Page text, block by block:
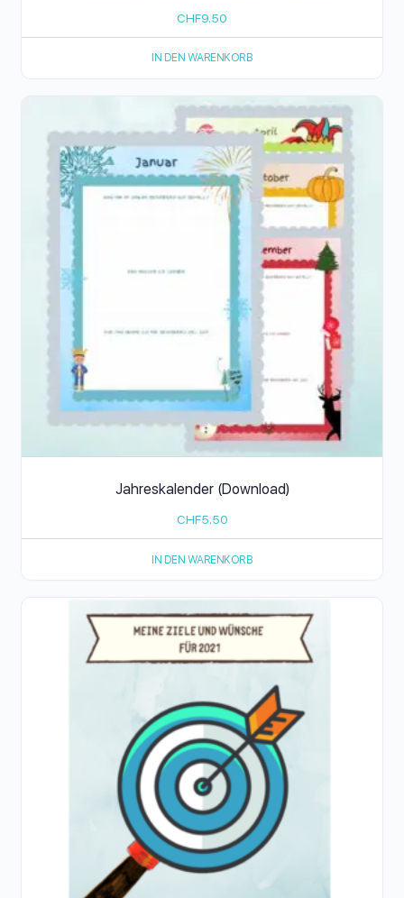
CHF9.50
IN DEN WARENKORB
Jahreskalender (Download)
CHF5.50
IN DEN WARENKORB